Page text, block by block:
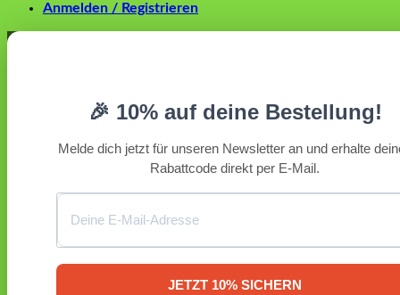
Anmelden / Registrieren
🎉 10% auf deine Bestellung!
Melde dich jetzt für unseren Newsletter an und erhalte
Rabattcode direkt per E-Mail.
JETZT 10% SICHERN
Anmelden
Angemeldet bleiben Anmelden
Registrieren
Erforderlich